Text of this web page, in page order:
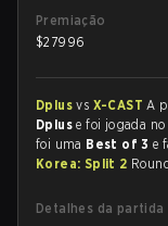
Premiação
$27996
Dplusvs X-CASTA
Dpluse foi jogada no
foi uma Best of 3e
Korea: Split 2
Detalhes da partida